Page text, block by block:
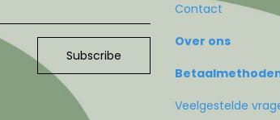
Subscribe
Contact
Over ons
Veelgestelde